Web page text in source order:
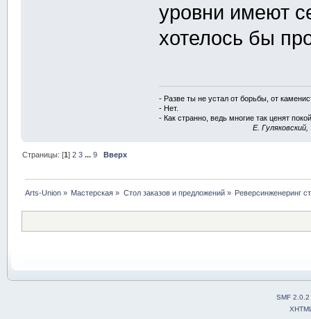
уровни имеют
хотелось бы
- Разве ты не устал от борьбы, от
- Нет.
- Как странно, ведь многие так ценят
E.
Страницы: [1]2 3 ...9 Вверх
Arts-Union » Мастерская » Стол заказов и предложений» Реверсинженеринг
SMF 2.0.2